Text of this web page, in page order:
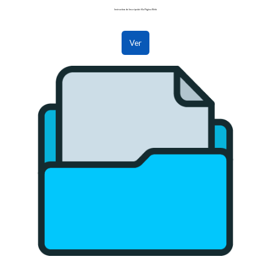
Instructivo de Inscripción Vía Página Web
Ver